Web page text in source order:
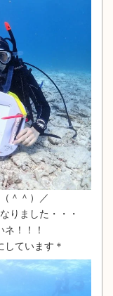
＾＾）／
りました・・・
！！！
しています＊